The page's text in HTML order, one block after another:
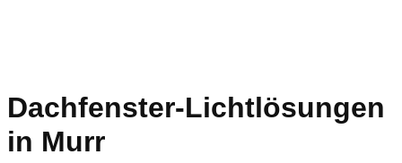
Dachfenster-Lichtlösungen
in Murr